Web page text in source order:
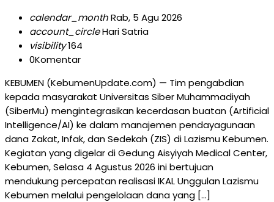
calendar_monthRab, 5 Agu 2026
account_circleHari Satria
visibility164
0Komentar
KEBUMEN (KebumenUpdate.com) — Tim pengabdian
kepada masyarakat Universitas Siber Muhammadiyah
(SiberMu) mengintegrasikan kecerdasan buatan (Artificial
Intelligence/AI) ke dalam manajemen pendayagunaan
dana Zakat, Infak, dan Sedekah (ZIS) di Lazismu Kebumen.
Kegiatan yang digelar di Gedung Aisyiyah Medical Center,
Kebumen, Selasa 4 Agustus 2026 ini bertujuan
mendukung percepatan realisasi IKAL Unggulan Lazismu
Kebumen melalui pengelolaan dana yang […]